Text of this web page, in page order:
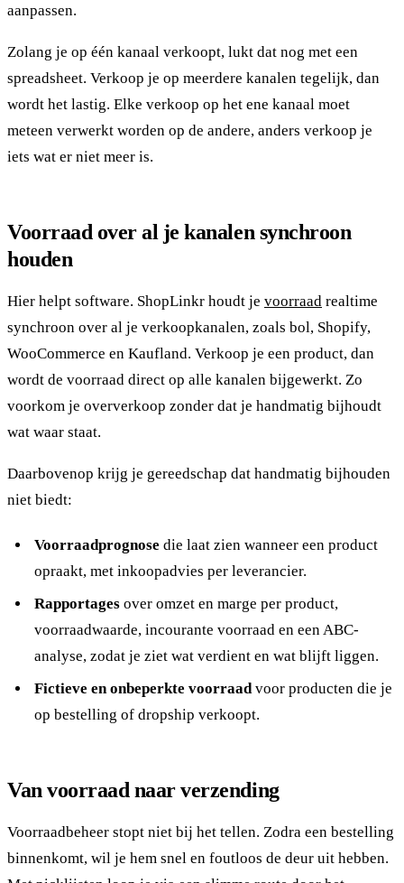
aanpassen.
Zolang je op één kanaal verkoopt, lukt dat nog met een
spreadsheet. Verkoop je op meerdere kanalen tegelijk, dan
wordt het lastig. Elke verkoop op het ene kanaal moet
meteen verwerkt worden op de andere, anders verkoop je
iets wat er niet meer is.
Voorraad over al je kanalen synchroon
houden
Hier helpt software. ShopLinkr houdt je voorraad realtime
synchroon over al je verkoopkanalen, zoals bol, Shopify,
WooCommerce en Kaufland. Verkoop je een product, dan
wordt de voorraad direct op alle kanalen bijgewerkt. Zo
voorkom je oververkoop zonder dat je handmatig bijhoudt
wat waar staat.
Daarbovenop krijg je gereedschap dat handmatig bijhouden
niet biedt:
Voorraadprognose die laat zien wanneer een product
opraakt, met inkoopadvies per leverancier.
Rapportagesover omzet en marge per product,
voorraadwaarde, incourante voorraad en een ABC-
analyse, zodat je ziet wat verdient en wat blijft liggen.
Fictieve en onbeperkte voorraadvoor producten die je
op bestelling of dropship verkoopt.
Van voorraad naar verzending
Voorraadbeheer stopt niet bij het tellen. Zodra een bestelling
binnenkomt, wil je hem snel en foutloos de deur uit hebben.